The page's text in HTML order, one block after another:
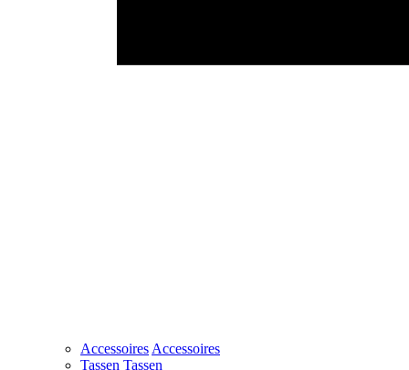
Accessoires Accessoires
Tassen Tassen